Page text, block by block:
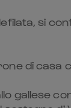
si
di
gallese